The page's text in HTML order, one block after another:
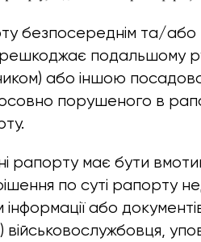
безпосереднім та/
подальшому
або іншою
порушеного в
рапорту має бути
по суті рапорту
або
військовослужбовця,